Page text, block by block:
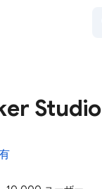
Studio